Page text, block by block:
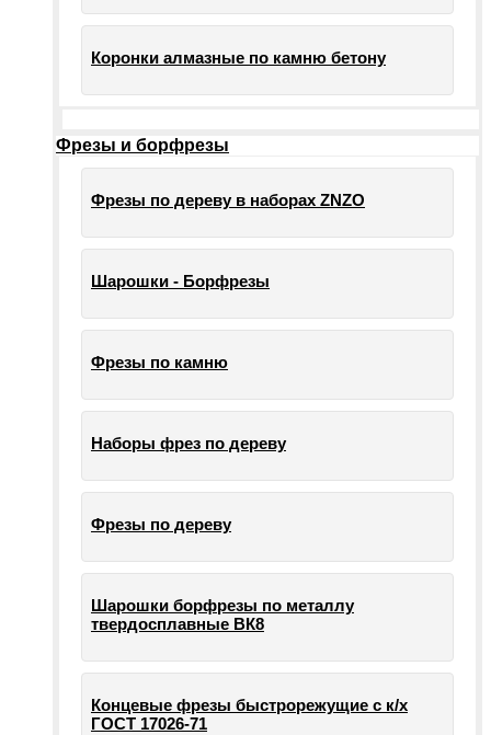
Коронки алмазные по камню бетону
Фрезы и борфрезы
Фрезы по дереву в наборах ZNZO
Шарошки - Борфрезы
Фрезы по камню
Наборы фрез по дереву
Фрезы по дереву
Шарошки борфрезы по металлу
твердосплавные ВК8
Концевые фрезы быстрорежущие с к/х
ГОСТ 17026-71